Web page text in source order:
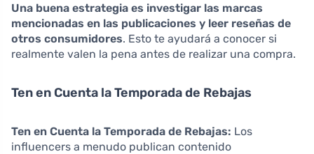
Una buena estrategia es investigar las marcas
mencionadas en las publicaciones y leer reseñas de
otros consumidores. Esto te ayudará a conocer si
realmente valen la pena antes de realizar una compra.
Ten en Cuenta la Temporada de Rebajas
Ten en Cuenta la Temporada de Rebajas: Los
influencers a menudo publican contenido